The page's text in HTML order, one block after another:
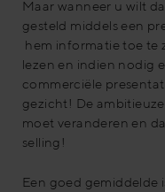
Maar wanneer u wilt
gesteld middels een
hem informatie toe te
lezen en indien nodig
commerciële
gezicht! De
moet veranderen en
selling!
Een goed gemiddelde